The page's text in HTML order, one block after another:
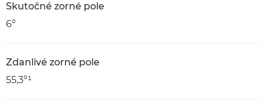
Skutočné zorné pole
6°
Zdanlivé zorné pole
55,3°¹